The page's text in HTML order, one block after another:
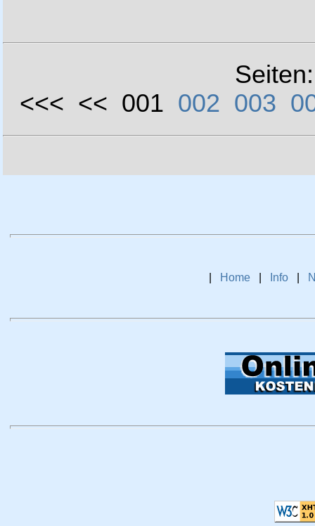
<<< << 001 002 003
Home Info